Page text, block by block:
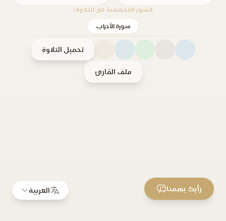
السور المتضمنة في التلاوة:
سورة الأحزاب
تحميل التلاوة
ملف القارئ
العربية رأيك يهمنا